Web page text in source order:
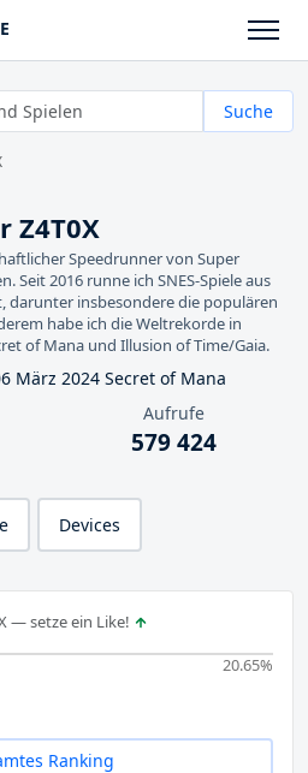
Suche
Z4T0X
Speedrunner von Super
Seit 2016 runne ich SNES-Spiele aus
darunter insbesondere die populären
habe ich die Weltrekorde in
of Mana und Illusion of Time/Gaia.
März 2024 Secret of Mana
Aufrufe
579 424
Devices
— setze ein Like!
20.65%
Ranking